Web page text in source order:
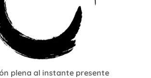
plena al instante presente